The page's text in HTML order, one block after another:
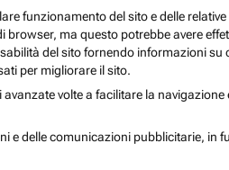
funzionamento del sito e delle
ma questo potrebbe avere
del sito fornendo informazioni
per migliorare il sito.
volte a facilitare la
delle comunicazioni pubblicitarie, in